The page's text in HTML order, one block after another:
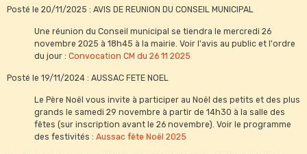
Posté le 20/11/2025 : AVIS DE REUNION DU CONSEIL MUNICIPAL
Une réunion du Conseil municipal se tiendra le mercredi 26
novembre 2025 à 18h45 à la mairie. Voir l'avis au public et l'ordre
du jour : Convocation CM du 26 11 2025
Posté le 19/11/2024 : AUSSAC FETE NOEL
Le Père Noël vous invite à participer au Noël des petits et des plus
grands le samedi 29 novembre à partir de 14h30 à la salle des
fêtes (sur inscription avant le 26 novembre). Voir le programme
des festivités : Aussac fête Noël 2025